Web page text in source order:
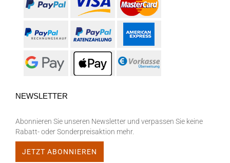
NEWSLETTER
Abonnieren Sie unseren Newsletter und verpassen Sie keine
Rabatt- oder Sonderpreisaktion mehr.